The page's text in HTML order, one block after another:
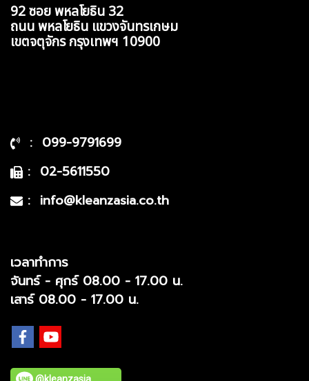
92 ซอย พหลโยธิน 32
ถนน พหลโยธิน แขวงจันทรเกษม
เขตจตุจักร กรุงเทพฯ 10900
: 099-9791699
: 02-5611550
: info@kleanzasia.co.th
เวลาทำการ
จันทร์ - ศุกร์ 08.00 - 17.00 น.
เสาร์ 08.00 - 17.00 น.
@kleanzasia